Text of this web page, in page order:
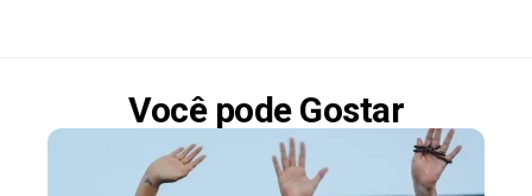
Você pode Gostar